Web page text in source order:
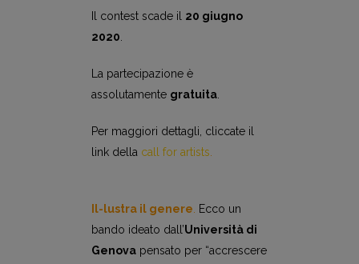
Il contest scade il 20 giugno
2020.
La partecipazione è
assolutamente gratuita.
Per maggiori dettagli, cliccate il
link della call for artists.
Il-lustra il genere. Ecco un
bando ideato dall’Università di
Genovapensato per “accrescere